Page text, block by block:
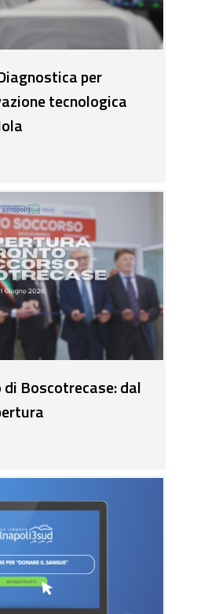
per
tecnologica
Boscotrecase: dal